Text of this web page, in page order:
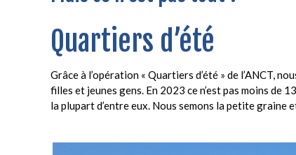
Quartiers d’été
Grâce à l’opération « Quartiers d’été » de l’ANCT,
filles et jeunes gens. En 2023 ce n’est pas moins
la plupart d’entre eux. Nous semons la petite graine